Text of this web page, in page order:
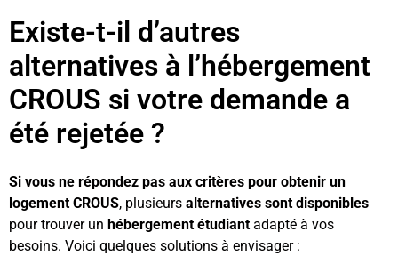
Existe-t-il d’autres
alternatives à l’hébergement
CROUS si votre demande a
été rejetée ?
Si vous ne répondez pas aux critères pour obtenir un
logement CROUS, plusieurs alternatives sont disponibles
pour trouver un hébergement étudiant adapté à vos
besoins. Voici quelques solutions à envisager :